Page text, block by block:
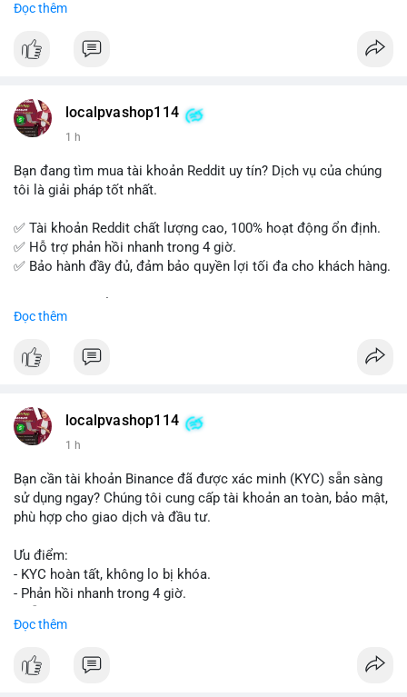
gồm tài liệu toàn diện, câu hỏi thực hành, bài thi thử sát thực
Đăng ký ngay hôm nay để nâng cao năng lực và mở rộng cơ
Đọc thêm
localpvashop114
1 h
Bạn đang tìm mua tài khoản Reddit uy tín? Dịch vụ của chúng
tôi là giải pháp tốt nhất.
✅ Tài khoản Reddit chất lượng cao, 100% hoạt động ổn định.
✅ Hỗ trợ phản hồi nhanh trong 4 giờ.
✅ Bảo hành đầy đủ, đảm bảo quyền lợi tối đa cho khách hàng.
📞 WhatsApp: +1 660 215-8938
📧 Email: localpvashop@gmail.com
của bạn!
Đọc thêm
localpvashop114
1 h
Bạn cần tài khoản Binance đã được xác minh (KYC) sẵn sàng
sử dụng ngay? Chúng tôi cung cấp tài khoản an toàn, bảo mật,
phù hợp cho giao dịch và đầu tư.
Ưu điểm:
- KYC hoàn tất, không lo bị khóa.
- Phản hồi nhanh trong 4 giờ.
📞 WhatsApp: +1 660 215-8938
Đọc thêm